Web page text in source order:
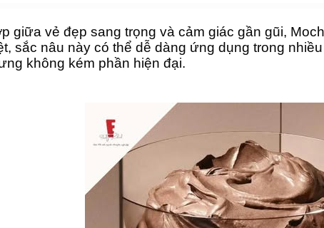
giữa vẻ đẹp sang trọng và cảm giác gần gũi,
sắc nâu này có thể dễ dàng ứng dụng trong
không kém phần hiện đại.